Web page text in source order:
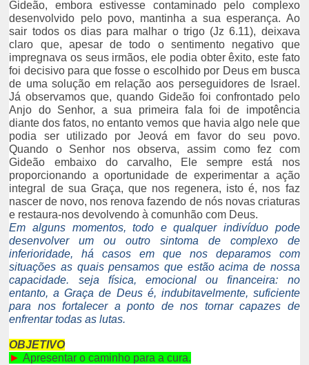
Gideão, embora estivesse contaminado pelo complexo
desenvolvido pelo povo, mantinha a sua esperança. Ao
sair todos os dias para malhar o trigo (Jz 6.11), deixava
claro que, apesar de todo o sentimento negativo que
impregnava os seus irmãos, ele podia obter êxito, este fato
foi decisivo para que fosse o escolhido por Deus em busca
de uma solução em relação aos perseguidores de Israel.
Já observamos que, quando Gideão foi confrontado pelo
Anjo do Senhor, a sua primeira fala foi de impotência
diante dos fatos, no entanto vemos que havia algo nele que
podia ser utilizado por Jeová em favor do seu povo.
Quando o Senhor nos observa, assim como fez com
Gideão embaixo do carvalho, Ele sempre está nos
proporcionando a oportunidade de experimentar a ação
integral de sua Graça, que nos regenera, isto é, nos faz
nascer de novo, nos renova fazendo de nós novas criaturas
e restaura-nos devolvendo à comunhão com Deus.
Em alguns momentos, todo e qualquer indivíduo pode
desenvolver um ou outro sintoma de complexo de
inferioridade, há casos em que nos deparamos com
situações as quais pensamos que estão acima de nossa
capacidade.
seja física, emocional ou financeira: no
entanto, a Graça de Deus é, indubitavelmente, suficiente
para nos fortalecer a ponto de nos tornar capazes de
enfrentar todas as lutas.
OBJETIVO
►Apresentar o caminho para a cura.